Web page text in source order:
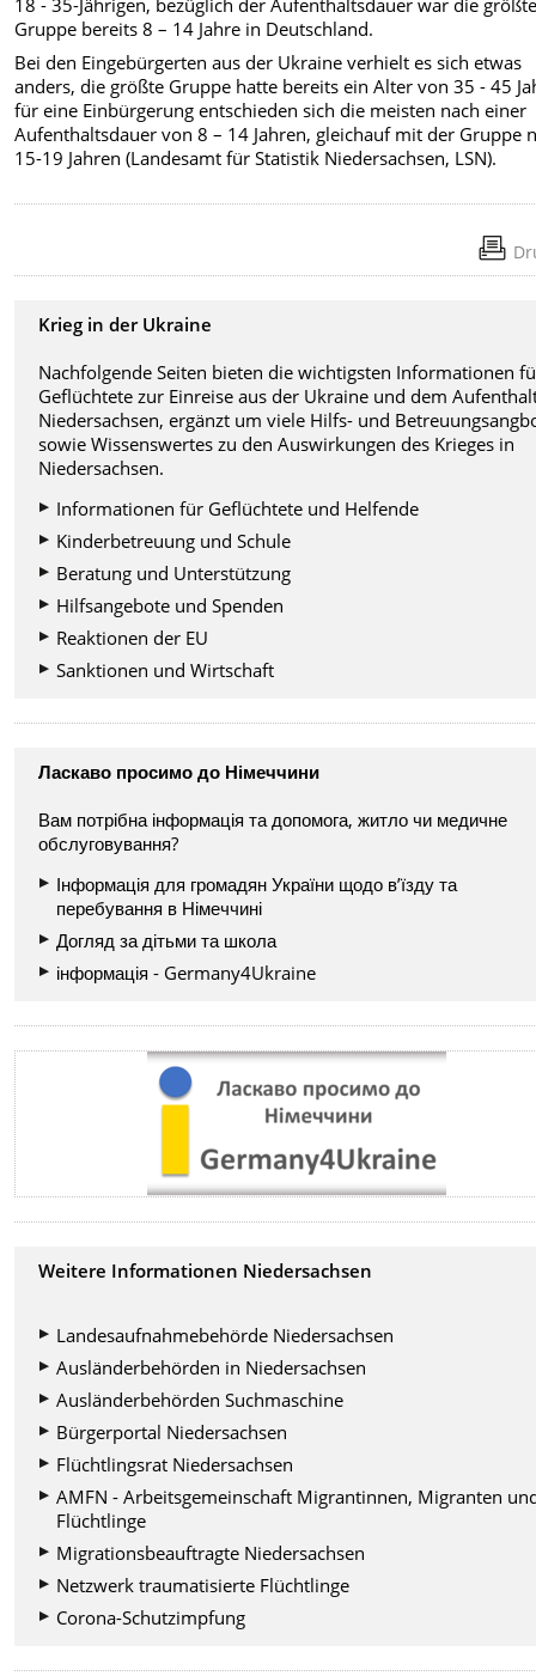
Gruppe bereits 8 – 14 Jahre in Deutschland.
Bei den Eingebürgerten aus der Ukraine verhielt es sich etwas
anders, die größte Gruppe hatte bereits ein Alter von 35 - 45
für eine Einbürgerung entschieden sich die meisten nach einer
Aufenthaltsdauer von 8 – 14 Jahren, gleichauf mit der Gruppe
15-19 Jahren (Landesamt für Statistik Niedersachsen, LSN).
Krieg in der Ukraine
Nachfolgende Seiten bieten die wichtigsten Informationen
Geflüchtete zur Einreise aus der Ukraine und dem
Niedersachsen, ergänzt um viele Hilfs- und
sowie Wissenswertes zu den Auswirkungen des Krieges in
Niedersachsen.
Informationen für Geflüchtete und Helfende
Kinderbetreuung und Schule
Beratung und Unterstützung
Hilfsangebote und Spenden
Reaktionen der EU
Sanktionen und Wirtschaft
Ласкаво просимо до Німеччини
Вам потрібна інформація та допомога, житло чи медичне
обслуговування?
Інформація для громадян України щодо в’їзду та
перебування в Німеччині
Догляд за дітьми та школа
інформація - Germany4Ukraine
Weitere Informationen Niedersachsen
Landesaufnahmebehörde Niedersachsen
Ausländerbehörden in Niedersachsen
Ausländerbehörden Suchmaschine
Bürgerportal Niedersachsen
Flüchtlingsrat Niedersachsen
AMFN - Arbeitsgemeinschaft Migrantinnen, Migranten
Flüchtlinge
Migrationsbeauftragte Niedersachsen
Netzwerk traumatisierte Flüchtlinge
Corona-Schutzimpfung